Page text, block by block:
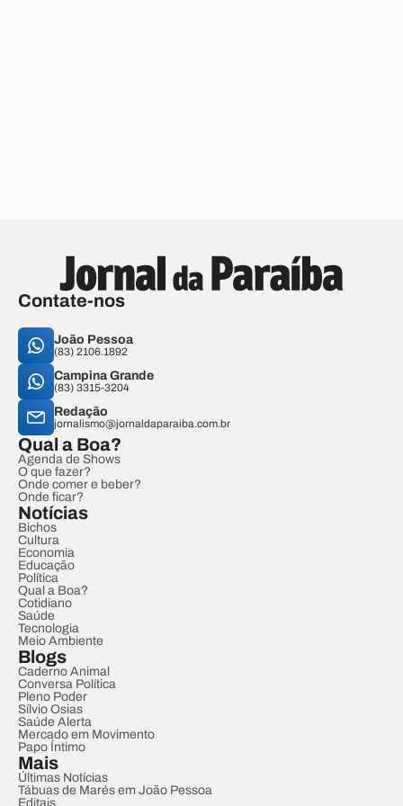
Contate-nos
João Pessoa
(83) 2106.1892
Campina Grande
(83) 3315-3204
Redação
jornalismo@jornaldaparaiba.com.br
Qual a Boa?
Agenda de Shows
O que fazer?
Onde comer e beber?
Onde ficar?
Notícias
Bichos
Cultura
Economia
Educação
Política
Qual a Boa?
Cotidiano
Saúde
Tecnologia
Meio Ambiente
Blogs
Caderno Animal
Conversa Política
Pleno Poder
Sílvio Osias
Saúde Alerta
Mercado em Movimento
Papo Íntimo
Mais
Últimas Notícias
Tábuas de Marés em João Pessoa
Editais